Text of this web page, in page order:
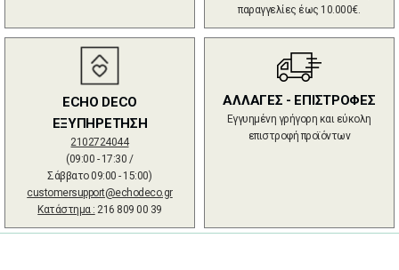
παραγγελίες έως 10.000€.
ECHO DECO
ΕΞΥΠΗΡΕΤΗΣΗ
2102724044
(09:00 - 17:30 /
Σάββατο 09:00 - 15:00)
customersupport@echodeco.gr
Κατάστημα : 216 809 00 39
ΑΛΛΑΓΕΣ - ΕΠΙΣΤΡΟΦΕΣ
Εγγυημένη γρήγορη και εύκολη
επιστροφή προϊόντων